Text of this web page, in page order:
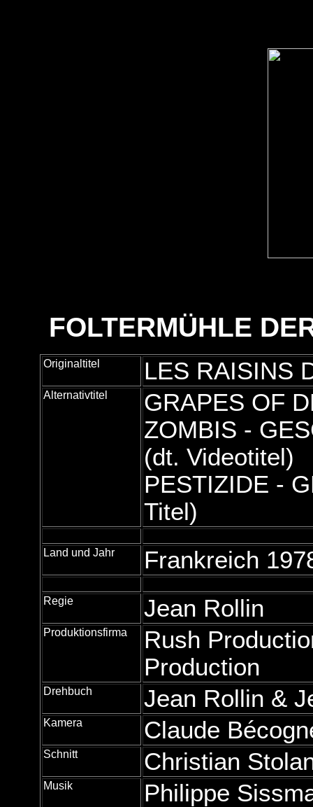
FOLTERMÜHLE
Originaltitel LES RAISINS
Alternativtitel
GRAPES OF
ZOMBIS -
(dt. Videotitel)
PESTIZIDE -
Titel)
Land und Jahr Frankreich
Regie Jean Rollin
Produktionsfirma
Rush
Production
Drehbuch Jean Rollin &
Kamera Claude
Schnitt Christian
Musik Philippe